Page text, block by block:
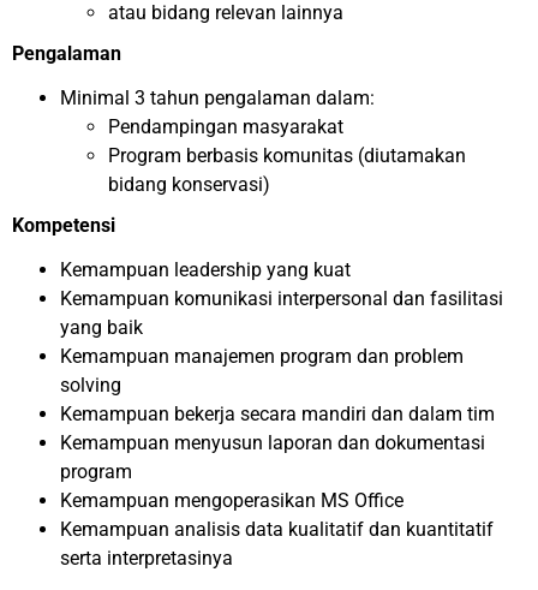
atau bidang relevan lainnya
Pengalaman
Minimal 3 tahun pengalaman dalam:
Pendampingan masyarakat
Program berbasis komunitas (diutamakan
bidang konservasi)
Kompetensi
Kemampuan leadership yang kuat
Kemampuan komunikasi interpersonal dan fasilitasi
yang baik
Kemampuan manajemen program dan problem
solving
Kemampuan bekerja secara mandiri dan dalam tim
Kemampuan menyusun laporan dan dokumentasi
program
Kemampuan mengoperasikan MS Office
Kemampuan analisis data kualitatif dan kuantitatif
serta interpretasinya